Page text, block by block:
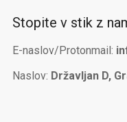
Stopite v stik z
E-naslov/Protonmail:
Naslov: Državljan D,